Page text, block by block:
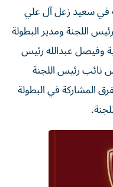
في سعيد زعل آل علي
اللجنة ومدير البطولة
وفيصل عبدالله رئيس
نائب رئيس اللجنة
المشاركة في البطولة